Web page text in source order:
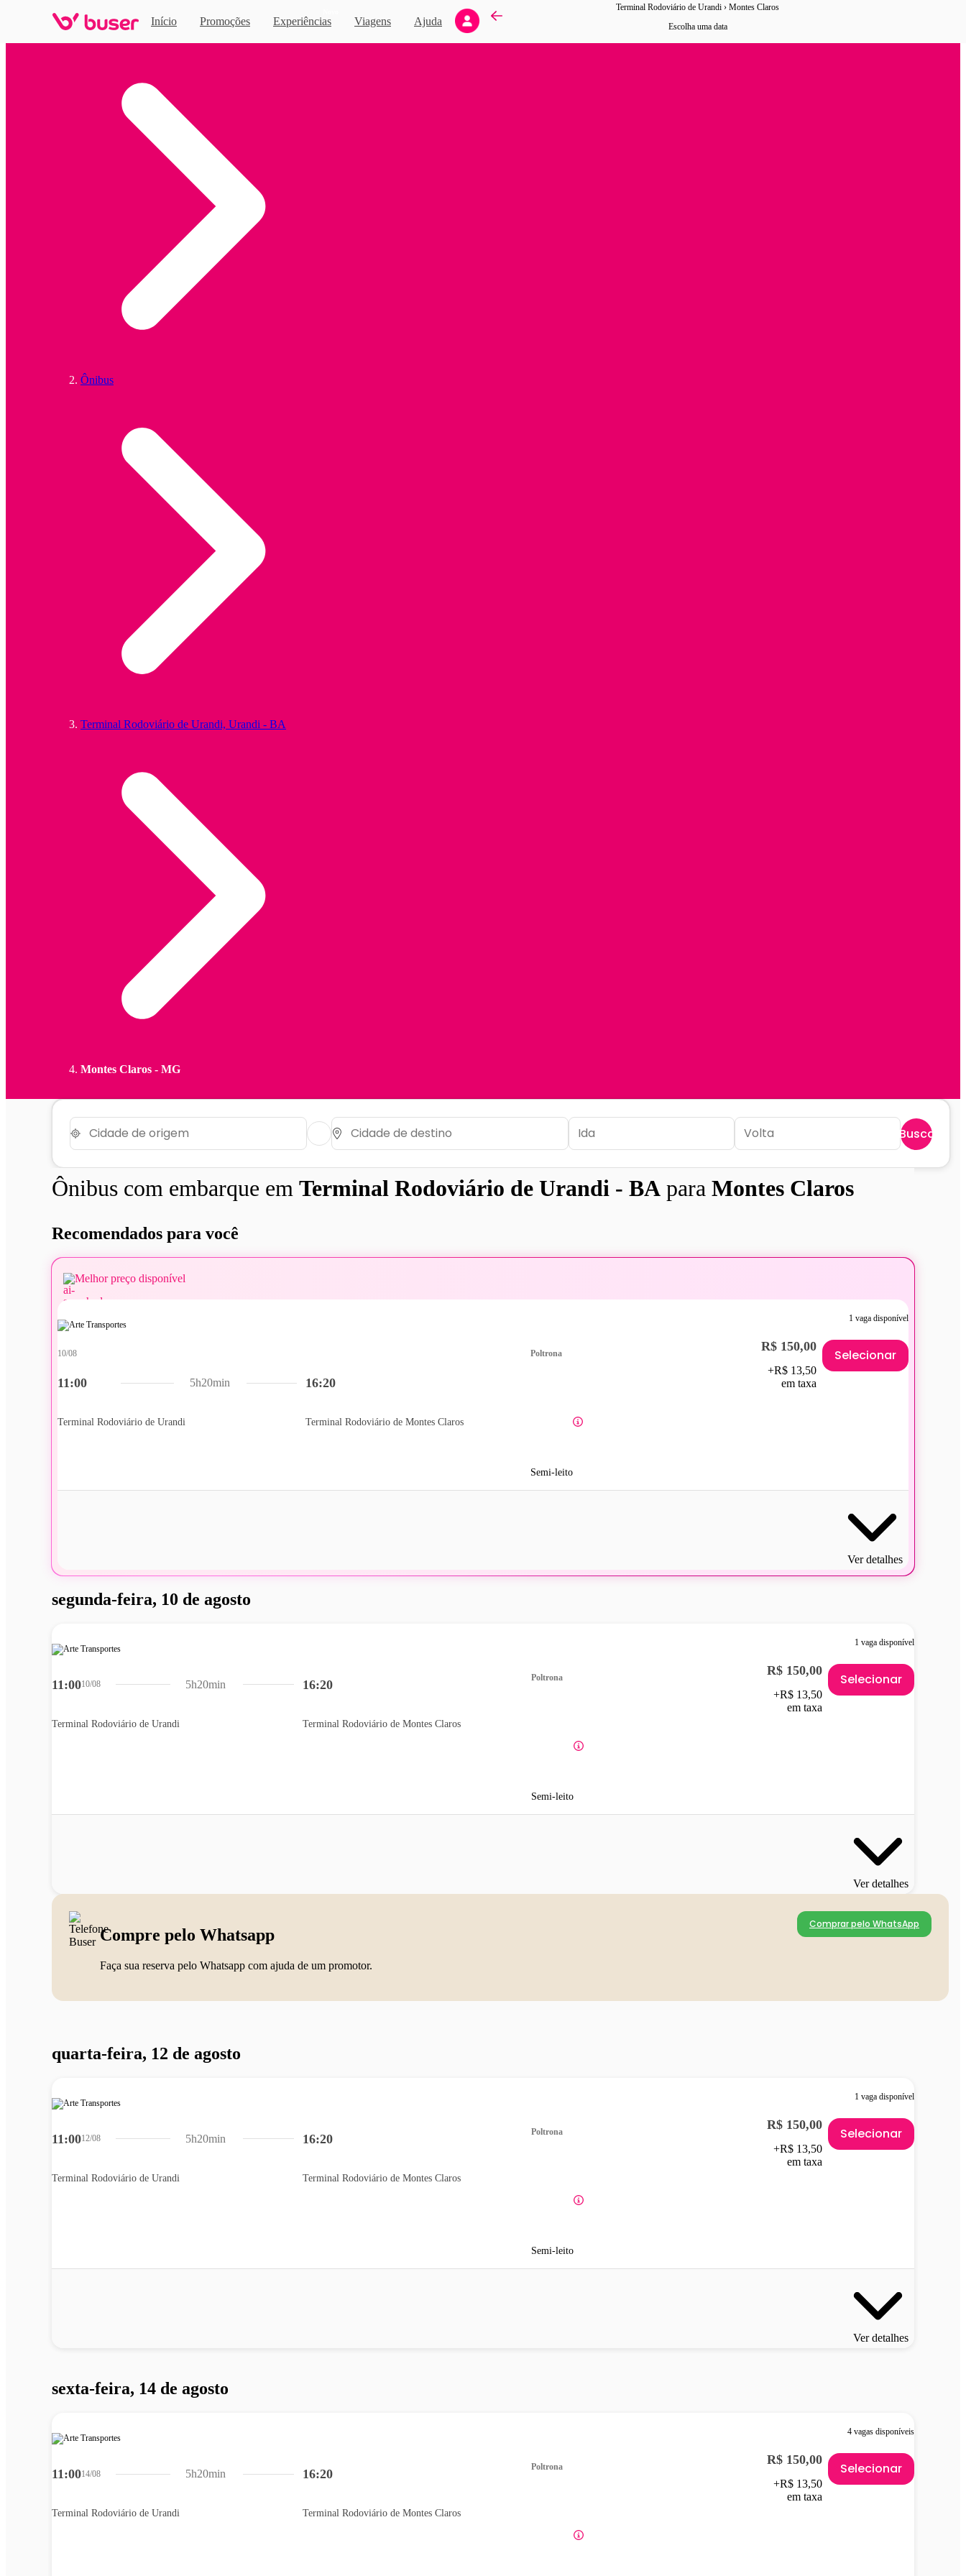
Início Promoções Experiências Viagens Ajuda
Terminal Rodoviário de Urandi › Montes Claros
Escolha uma data
Ônibus
Terminal Rodoviário de Urandi, Urandi - BA
Montes Claros - MG
Buscar
Ônibus com embarque em Terminal Rodoviário de Urandi - BA para Montes Claros
Recomendados para você
Melhor preço disponível
1 vaga disponível
11:00
10/08
Terminal Rodoviário de Urandi
16:20
Terminal Rodoviário de Montes Claros
5h20min
Poltrona
Semi-leito
R$ 150,00
+R$ 13,50
em taxa
Selecionar
Ver detalhes
segunda-feira, 10 de agosto
1 vaga disponível
11:0010/08
Terminal Rodoviário de Urandi
16:20
Terminal Rodoviário de Montes Claros
5h20min
Poltrona
Semi-leito
R$ 150,00
+R$ 13,50
em taxa
Selecionar
Ver detalhes
Compre pelo Whatsapp
Faça sua reserva pelo Whatsapp com ajuda de um promotor.
Comprar pelo WhatsApp
quarta-feira, 12 de agosto
1 vaga disponível
11:0012/08
Terminal Rodoviário de Urandi
16:20
Terminal Rodoviário de Montes Claros
5h20min
Poltrona
Semi-leito
R$ 150,00
+R$ 13,50
em taxa
Selecionar
Ver detalhes
sexta-feira, 14 de agosto
4 vagas disponíveis
11:0014/08
Terminal Rodoviário de Urandi
16:20
Terminal Rodoviário de Montes Claros
5h20min
Poltrona R$ 150,00
+R$ 13,50
em taxa
Selecionar